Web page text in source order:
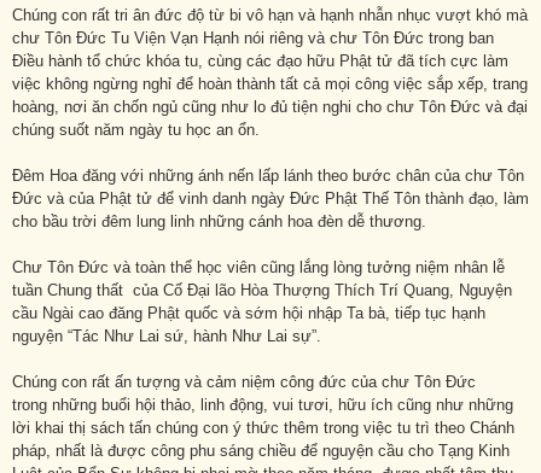
Chúng con rất tri ân đức độ từ bi vô hạn và hạnh nhẫn nhục vượt khó mà
chư Tôn Đức Tu Viện Vạn Hạnh nói riêng và chư Tôn Đức trong ban
Điều hành tổ chức khóa tu, cùng các đạo hữu Phật tử đã tích cực làm
việc không ngừng nghỉ để hoàn thành tất cả mọi công việc sắp xếp, trang
hoàng, nơi ăn chốn ngủ cũng như lo đủ tiện nghi cho chư Tôn Đức và đại
chúng suốt năm ngày tu học an ổn.
Đêm Hoa đăng với những ánh nến lấp lánh theo bước chân của chư Tôn
Đức và của Phật tử để vinh danh ngày Đức Phật Thế Tôn thành đạo, làm
cho bầu trời đêm lung linh những cánh hoa đèn dễ thương.
Chư Tôn Đức và toàn thể học viên cũng lắng lòng tưởng niệm nhân lễ
tuần Chung thất của Cố Đại lão Hòa Thượng Thích Trí Quang, Nguyện
cầu Ngài cao đăng Phật quốc và sớm hội nhập Ta bà, tiếp tục hạnh
nguyện “Tác Như Lai sứ, hành Như Lai sự”.
Chúng con rất ấn tượng và cảm niệm công đức của chư Tôn Đức
trong những buổi hội thảo, linh động, vui tươi, hữu ích cũng như những
lời khai thị sách tấn chúng con ý thức thêm trong việc tu trì theo Chánh
pháp, nhất là được công phu sáng chiều để nguyện cầu cho Tạng Kinh